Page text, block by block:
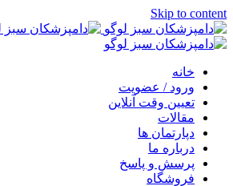
Skip to content
خانه
ورود / عضویت
تعیین وقت آنلاین
مقالات
دپارتمان ها
درباره ما
پرسش و پاسخ
فروشگاه